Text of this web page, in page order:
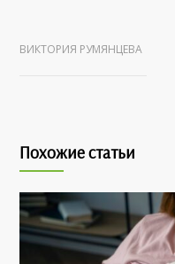
ВИКТОРИЯ РУМЯНЦЕВА
Похожие статьи